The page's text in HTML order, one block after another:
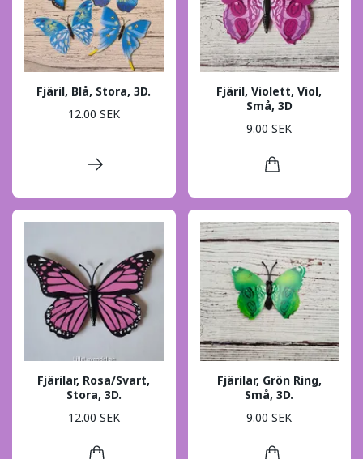
Fjäril, Blå, Stora, 3D.
12.00 SEK
Fjäril, Violett, Viol,
Små, 3D
9.00 SEK
Fjärilar, Rosa/Svart,
Stora, 3D.
12.00 SEK
Fjärilar, Grön Ring,
Små, 3D.
9.00 SEK